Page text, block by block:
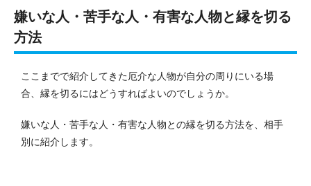
嫌いな人・苦手な人・有害な人物と縁を切る
方法
ここまでで紹介してきた厄介な人物が自分の周りにいる場
合、縁を切るにはどうすればよいのでしょうか。
嫌いな人・苦手な人・有害な人物との縁を切る方法を、相手
別に紹介します。